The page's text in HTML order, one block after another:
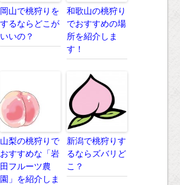
岡山で桃狩りを
するならどこが
いいの？
和歌山の桃狩り
でおすすめの場
所を紹介しま
す！
山梨の桃狩りで
おすすめな「岩
田フルーツ農
園」を紹介しま
新潟で桃狩りす
るならズバリど
こ？